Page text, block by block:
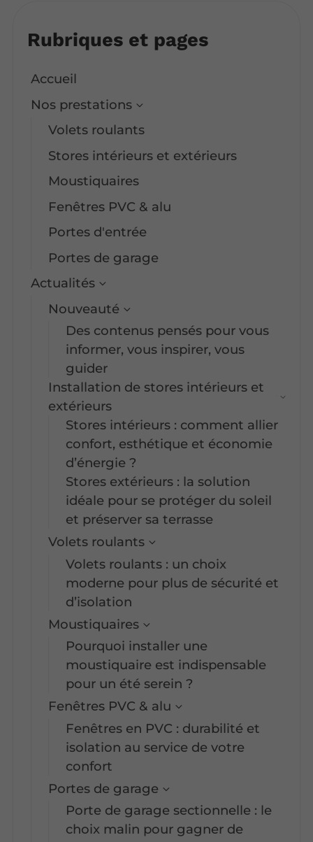
Rubriques et pages
Accueil
Nos prestations
Volets roulants
Stores intérieurs et extérieurs
Moustiquaires
Fenêtres PVC & alu
Portes d'entrée
Portes de garage
Actualités
Nouveauté
Des contenus pensés pour vous
informer, vous inspirer, vous
guider
Installation de stores intérieurs et
extérieurs
Stores intérieurs : comment allier
confort, esthétique et économie
d’énergie ?
Stores extérieurs : la solution
idéale pour se protéger du soleil
et préserver sa terrasse
Volets roulants
Volets roulants : un choix
moderne pour plus de sécurité et
d’isolation
Moustiquaires
Pourquoi installer une
moustiquaire est indispensable
pour un été serein ?
Fenêtres PVC & alu
Fenêtres en PVC : durabilité et
isolation au service de votre
confort
Portes de garage
Porte de garage sectionnelle : le
choix malin pour gagner de